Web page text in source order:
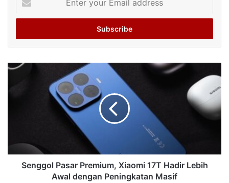
your
Email
Senggol Pasar Premium, Xiaomi 17T Hadir Lebih
Awal dengan Peningkatan Masif